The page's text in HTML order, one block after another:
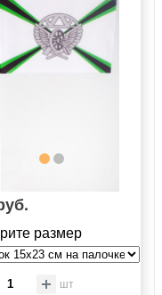
размер
шт